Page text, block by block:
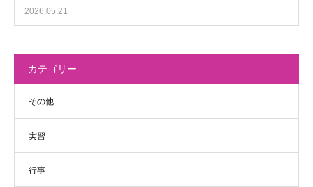
2026.05.21
カテゴリー
その他
実習
行事